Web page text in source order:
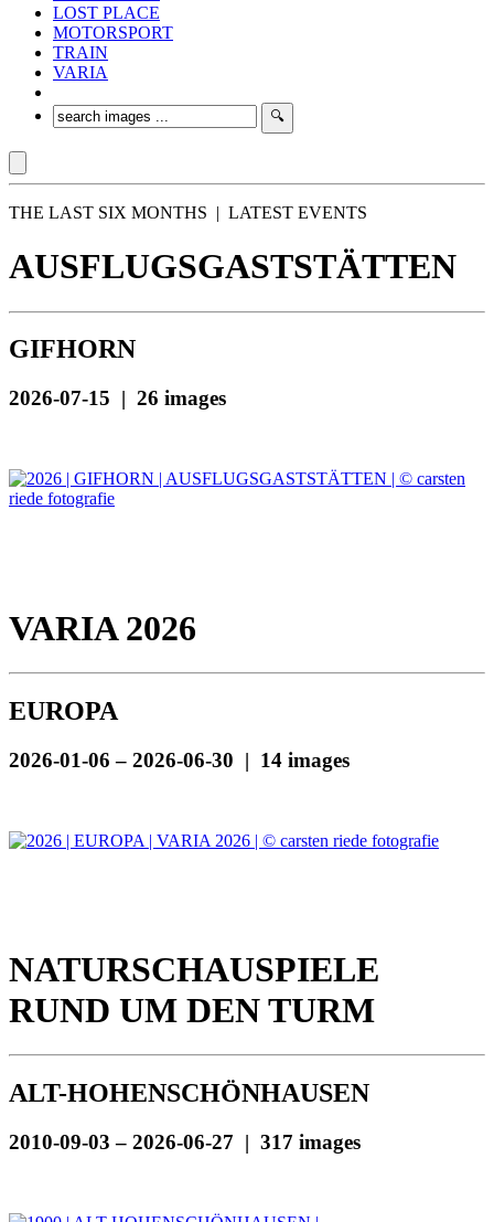
LOST PLACE
MOTORSPORT
TRAIN
VARIA
THE LAST SIX MONTHS | LATEST EVENTS
AUSFLUGSGASTSTÄTTEN
GIFHORN
2026-07-15 | 26 images
VARIA 2026
EUROPA
2026-01-06 – 2026-06-30 | 14 images
NATURSCHAUSPIELE
RUND UM DEN TURM
ALT-HOHENSCHÖNHAUSEN
2010-09-03 – 2026-06-27 | 317 images